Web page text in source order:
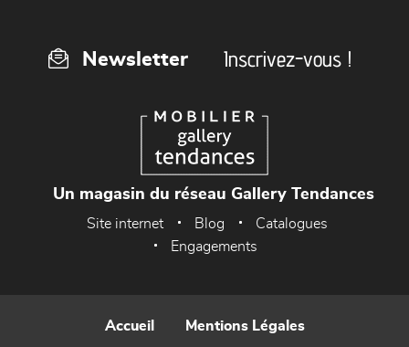
Newsletter Inscrivez-vous !
Un magasin du réseau Gallery Tendances
Site internet Blog
Catalogues
Engagements
Accueil Mentions Légales